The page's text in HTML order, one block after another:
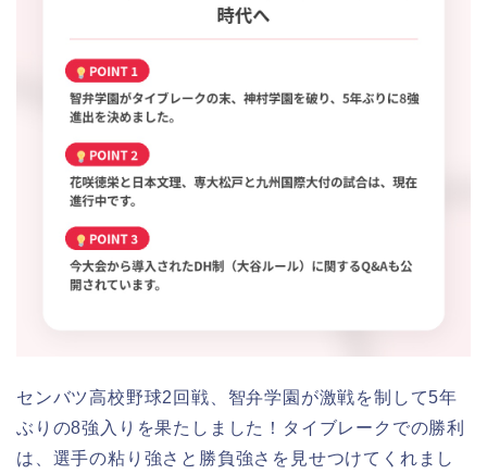
センバツ高校野球2回戦、智弁学園が激戦を制して5年
ぶりの8強入りを果たしました！タイブレークでの勝利
は、選手の粘り強さと勝負強さを見せつけてくれまし